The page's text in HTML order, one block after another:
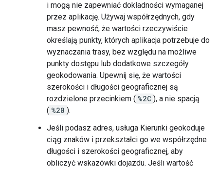
i mogą nie zapewniać dokładności wymaganej
przez aplikację. Używaj współrzędnych, gdy
masz pewność, że wartości rzeczywiście
określają punkty, których aplikacja potrzebuje do
wyznaczania trasy, bez względu na możliwe
punkty dostępu lub dodatkowe szczegóły
geokodowania. Upewnij się, że wartości
szerokości i długości geograficznej są
rozdzielone przecinkiem ( %2C ), a nie spacją
( %20 ).
Jeśli podasz adres, usługa Kierunki geokoduje
ciąg znaków i przekształci go we współrzędne
długości i szerokości geograficznej, aby
obliczyć wskazówki dojazdu. Jeśli wartość